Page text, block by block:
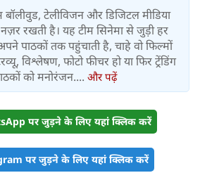
बॉलीवुड, टेलीविजन और डिजिटल मीडिया
रखती है। यह टीम सिनेमा से जुड़ी हर
पाठकों तक पहुंचाती है, चाहे वो फिल्मों
विश्लेषण, फोटो फीचर हो या फिर ट्रेंडिंग
को मनोरंजन.... और पढ़ें
पर जुड़ने के लिए यहां क्लिक करें
पर जुड़ने के लिए यहां क्लिक करें